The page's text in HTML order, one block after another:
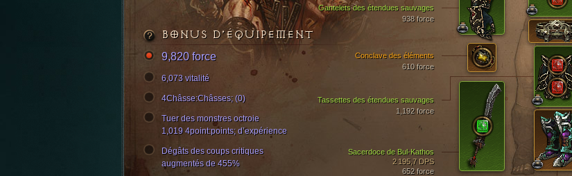
Gantelets des étendues sauvages
938 force
Tassettes des étendues sauvages
1,192 force
Sacerdoce de Bul-Kathos
2 195,7 DPS
652 force
Conclave des éléments
610 force
BONUS D’ÉQUIPEMENT
9,820 force
6,073 vitalité
4Châsse:Châsses; (0)
Tuer des monstres octroie
1,019 4point:points; d’expérience
Dégâts des coups critiques
augmentés de 455%